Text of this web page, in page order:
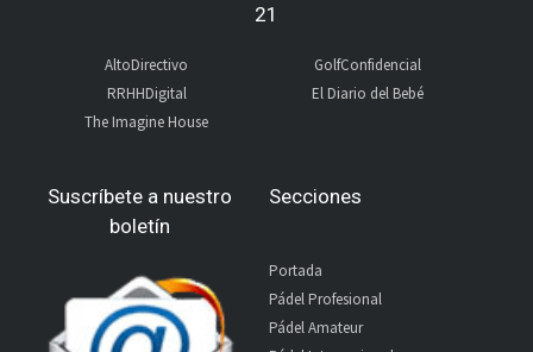
21
AltoDirectivo
RRHHDigital
The Imagine House
GolfConfidencial
El Diario del Bebé
Suscríbete a nuestro
boletín
Secciones
Portada
Pádel Profesional
Pádel Amateur